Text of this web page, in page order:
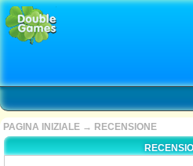
PAGINA INIZIALE → RECENSIONE